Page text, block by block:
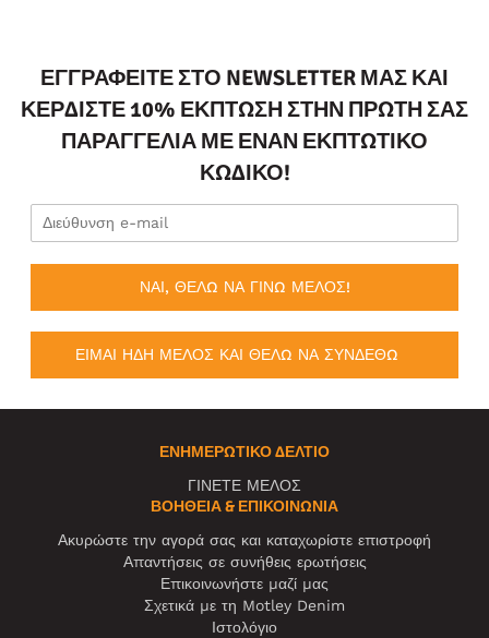
ΕΓΓΡΑΦΕΊΤΕ ΣΤΟ NEWSLETTER ΜΑΣ ΚΑΙ
ΚΕΡΔΊΣΤΕ 10% ΈΚΠΤΩΣΗ ΣΤΗΝ ΠΡΏΤΗ ΣΑΣ
ΠΑΡΑΓΓΕΛΊΑ ΜΕ ΈΝΑΝ ΕΚΠΤΩΤΙΚΌ
ΚΩΔΙΚΌ!
ΝΑΙ, ΘΕΛΩ ΝΑ ΓΙΝΩ ΜΕΛΟΣ!
ΕΙΜΑΙ ΗΔΗ ΜΕΛΟΣ ΚΑΙ ΘΕΛΩ ΝΑ ΣΥΝΔΕΘΩ
ΕΝΗΜΕΡΩΤΙΚΌ ΔΕΛΤΊΟ
ΓΙΝΕΤΕ ΜΕΛΟΣ
ΒΟΉΘΕΙΑ & ΕΠΙΚΟΙΝΩΝΊΑ
Ακυρώστε την αγορά σας και καταχωρίστε επιστροφή
Απαντήσεις σε συνήθεις ερωτήσεις
Επικοινωνήστε μαζί μας
Σχετικά με τη Motley Denim
Ιστολόγιο